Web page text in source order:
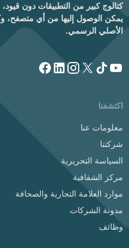
كتالوج كبير من التطبيقات دون
يمكن الوصول إليها من أي متصفح،
الأصلي الرسمي.
اكتشفنا
معلومات عنا
شركتنا
السياسة التحريرية
مركز الشفافية
موارد العلامة التجارية والصحافة
مدونة الشركات
وظائف